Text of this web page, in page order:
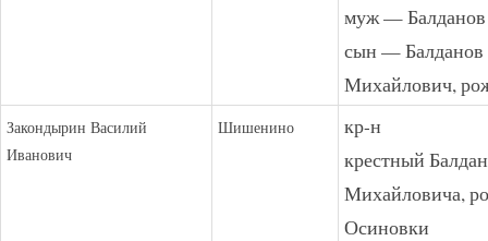
муж —
сын — Балданов
Михайлович,
Закондырин Василий
Иванович
Шишенино
кр-н
крестный
Михайловича,
Осиновки